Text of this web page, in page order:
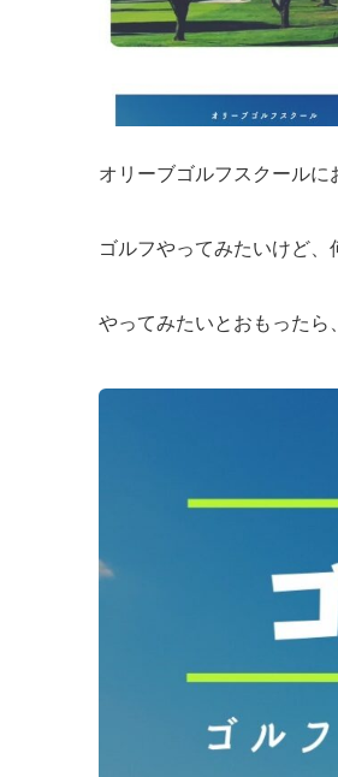
オリーブゴルフスクールに
ゴルフやってみたいけど、
やってみたいとおもったら